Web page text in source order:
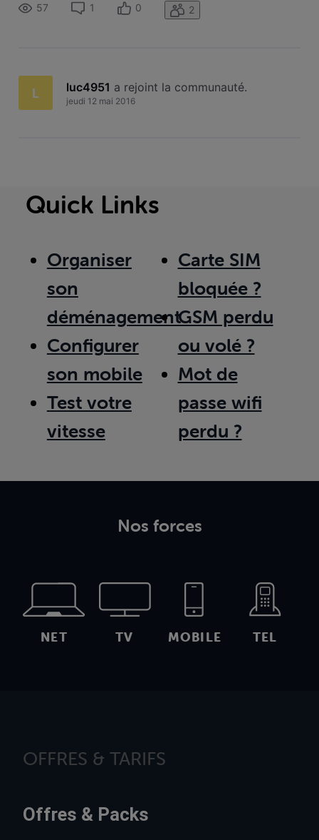
57 1 0 2
L luc4951 a rejoint la communauté.
jeudi 12 mai 2016
Quick Links
Organiser
son
déménagement
Configurer
son mobile
Test votre
vitesse
Carte SIM
bloquée ?
GSM perdu
ou volé ?
Mot de
passe wifi
perdu ?
Nos forces
NET TV MOBILE TEL
OFFRES & TARIFS
Offres & Packs